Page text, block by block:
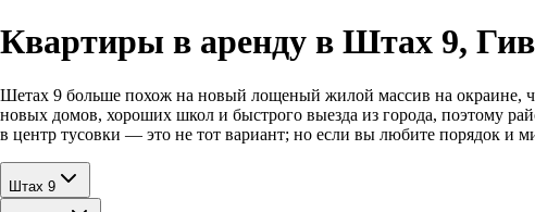
Квартиры в аренду в Штах 9,
Шетах 9 больше похож на новый лощеный жилой массив на окраине,
новых домов, хороших школ и быстрого выезда из города, поэтому
в центр тусовки — это не тот вариант; но если вы любите порядок и
Штах 9